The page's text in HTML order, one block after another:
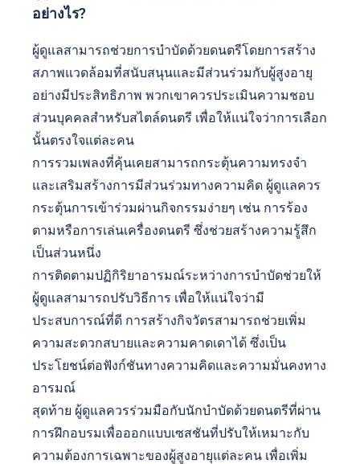
อย่างไร?
ผู้ดูแลสามารถช่วยการบำบัดด้วยดนตรีโดยการสร้าง
สภาพแวดล้อมที่สนับสนุนและมีส่วนร่วมกับผู้สูงอายุ
อย่างมีประสิทธิภาพ พวกเขาควรประเมินความชอบ
ส่วนบุคคลสำหรับสไตล์ดนตรี เพื่อให้แน่ใจว่าการเลือก
นั้นตรงใจแต่ละคน
การรวมเพลงที่คุ้นเคยสามารถกระตุ้นความทรงจำ
และเสริมสร้างการมีส่วนร่วมทางความคิด ผู้ดูแลควร
กระตุ้นการเข้าร่วมผ่านกิจกรรมง่ายๆ เช่น การร้อง
ตามหรือการเล่นเครื่องดนตรี ซึ่งช่วยสร้างความรู้สึก
เป็นส่วนหนึ่ง
การติดตามปฏิกิริยาอารมณ์ระหว่างการบำบัดช่วยให้
ผู้ดูแลสามารถปรับวิธีการ เพื่อให้แน่ใจว่ามี
ประสบการณ์ที่ดี การสร้างกิจวัตรสามารถช่วยเพิ่ม
ความสะดวกสบายและความคาดเดาได้ ซึ่งเป็น
ประโยชน์ต่อฟังก์ชันทางความคิดและความมั่นคงทาง
อารมณ์
สุดท้าย ผู้ดูแลควรร่วมมือกับนักบำบัดด้วยดนตรีที่ผ่าน
การฝึกอบรมเพื่อออกแบบเซสชันที่ปรับให้เหมาะกับ
ความต้องการเฉพาะของผู้สูงอายุแต่ละคน เพื่อเพิ่ม